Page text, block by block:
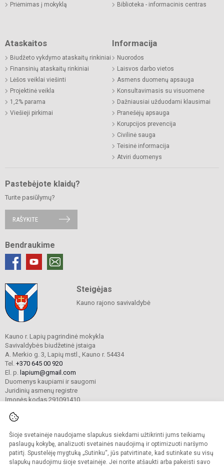
Šioje svetainėje naudojame slapukus siekdami užtikrinti jums teikiamų
paslaugų kokybę, analizuoti svetainės naudojimą ir optimizuoti naršymo
patirtį. Spustelėję mygtuką „Sutinku“, jūs patvirtinate, kad sutinkate su visų
slapukų naudojimu šioje svetainėje. Jei norite atšaukti arba pakeisti savo
Priėmimas į mokyklą
Biblioteka - informacinis centras
Ataskaitos
Biudžeto vykdymo ataskaitų rinkiniai
Finansinių ataskaitų rinkiniai
Lėšos veiklai viešinti
Projektinė veikla
1,2% parama
Viešieji pirkimai
Informacija
Nuorodos
Laisvos darbo vietos
Asmens duomenų apsauga
Konsultavimasis su visuomene
Dažniausiai užduodami klausimai
Pranešėjų apsauga
Korupcijos prevencija
Civilinė sauga
Teisinė informacija
Atviri duomenys
Pastebėjote klaidų?
Turite pasiūlymų?
RAŠYKITE
Bendraukime
Steigėjas
Kauno rajono savivaldybė
Kauno r. Lapių pagrindinė mokykla
Savivaldybės biudžetinė įstaiga
A. Merkio g. 3, Lapių mstl., Kauno r. 54434
Tel. +370 645 00 920
El. p. lapium@gmail.com
Duomenys kaupiami ir saugomi
Juridinių asmenų registre
Įmonės kodas 291091410
© 2024 Kauno r. Lapių pagrindinė mokykla. Visos teisės saugomos.
Kopijuoti turinį be raštiško mokyklos sutikimo griežtai draudžiama.
Prieinamumo paraiška Slapukų valdymas